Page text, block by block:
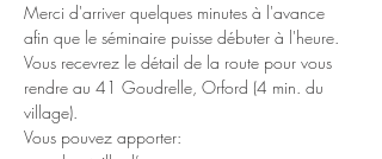
Merci d'arriver quelques minutes à l'avance
Vous recevrez le détail de la route pour vous
rendre au 41 Goudrelle, Orford (4 min. du
village).